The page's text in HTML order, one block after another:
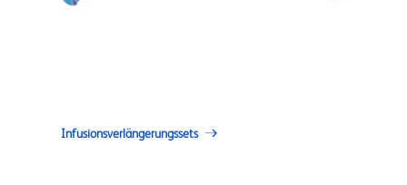
Infusionsverlängerungssets